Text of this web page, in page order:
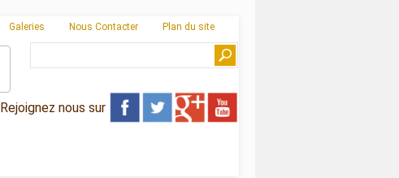
Galeries Nous Contacter Plan du site
Rejoignez nous sur